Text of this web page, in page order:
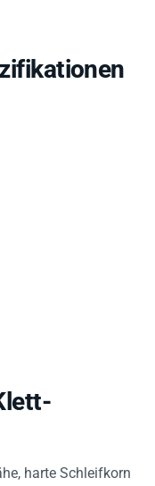
harte Schleifkorn